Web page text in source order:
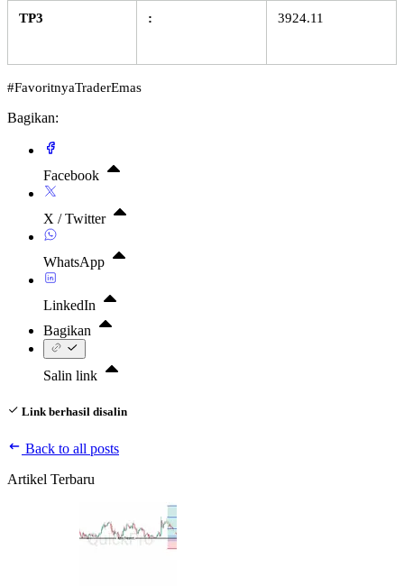
TP3 : 3924.11
#FavoritnyaTraderEmas
Bagikan:
Facebook
X / Twitter
WhatsApp
LinkedIn
Bagikan
Salin link
Link berhasil disalin
Back to all posts
Artikel Terbaru